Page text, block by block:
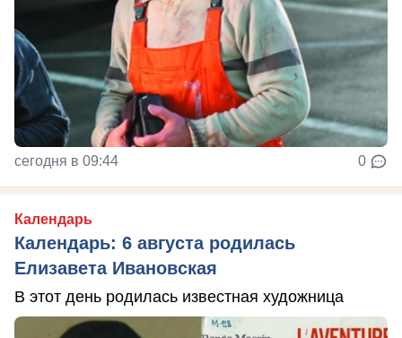
сегодня в 09:44 0
Календарь
Календарь: 6 августа родилась
Елизавета Ивановская
В этот день родилась известная художница